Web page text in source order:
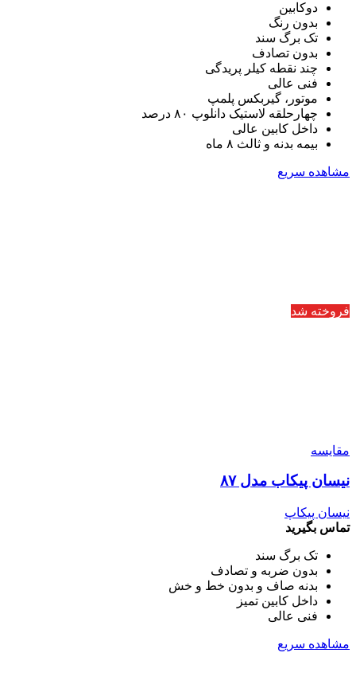
دوکابین
بدون رنگ
تک برگ سند
بدون تصادف
چند نقطه کیلر پریدگی
فنی عالی
موتور، گیربکس پلمپ
چهارحلقه لاستیک دانلوپ ۸۰ درصد
داخل کابین عالی
بیمه بدنه و ثالث ۸ ماه
مشاهده سریع
فروخته شد
مقایسه
نیسان پیکاب مدل ۸۷
نیسان پیکاپ
تماس بگیرید
تک برگ سند
بدون ضربه و تصادف
بدنه صاف و بدون خط و خش
داخل کابین تمیز
فنی عالی
مشاهده سریع